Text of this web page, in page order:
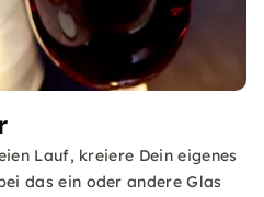
Lauf, kreiere Dein eigenes
das ein oder andere Glas